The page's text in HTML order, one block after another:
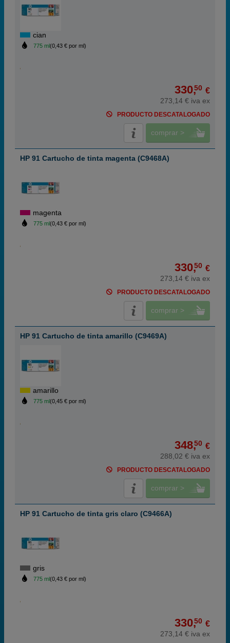
cian
775 ml(0,43 € por ml)
330,50 €
273,14 € iva ex
PRODUCTO DESCATALOGADO
comprar >
HP 91 Cartucho de tinta magenta (C9468A)
magenta
775 ml(0,43 € por ml)
330,50 €
273,14 € iva ex
PRODUCTO DESCATALOGADO
comprar >
HP 91 Cartucho de tinta amarillo (C9469A)
amarillo
775 ml(0,45 € por ml)
348,50 €
288,02 € iva ex
PRODUCTO DESCATALOGADO
comprar >
HP 91 Cartucho de tinta gris claro (C9466A)
gris
775 ml(0,43 € por ml)
330,50 €
273,14 € iva ex